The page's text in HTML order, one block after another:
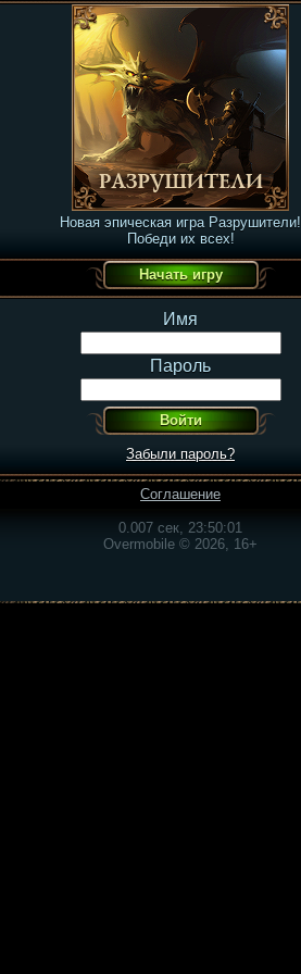
Новая эпическая игра Разрушители!
Победи их всех!
Имя
Пароль
Забыли пароль?
Соглашение
0.007 сек, 23:50:01
Overmobile © 2026, 16+